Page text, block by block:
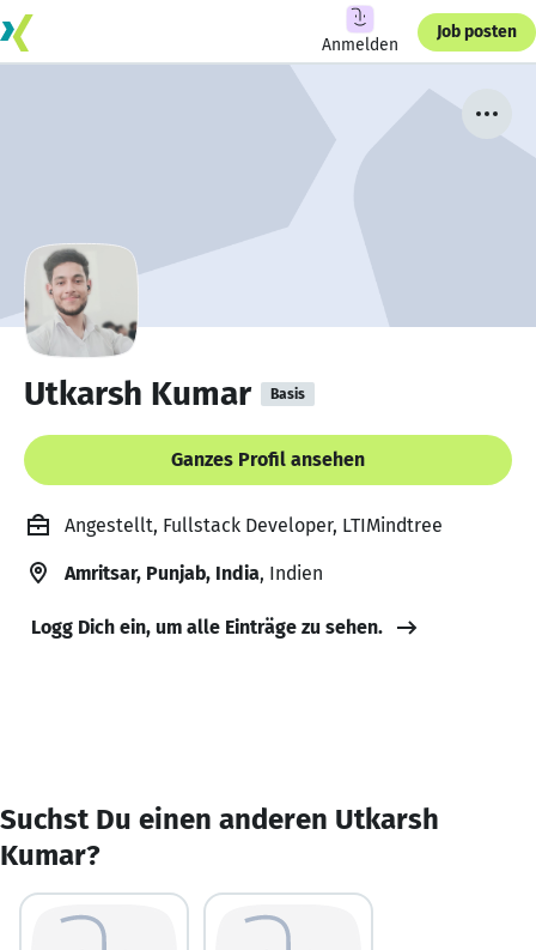
Anmelden
Job posten
Utkarsh Kumar Basis
Ganzes Profil ansehen
Angestellt, Fullstack Developer, LTIMindtree
Amritsar, Punjab, India, Indien
Logg Dich ein, um alle Einträge zu sehen.
Suchst Du einen anderen Utkarsh
Kumar?